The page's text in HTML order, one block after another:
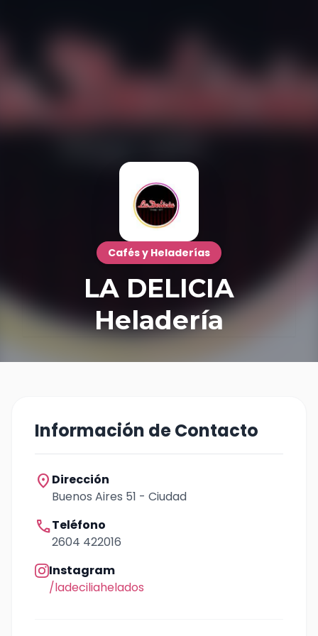
Cafés y Heladerías
LA DELICIA
Heladería
Información de Contacto
location_on Dirección
Buenos Aires 51 - Ciudad
callTeléfono
2604 422016
Instagram
/ladeciliahelados